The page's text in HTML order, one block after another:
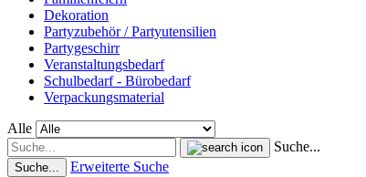
Dekoration
Partyzubehör / Partyutensilien
Partygeschirr
Veranstaltungsbedarf
Schulbedarf - Bürobedarf
Verpackungsmaterial
Alle
Suche...
Suche...
Erweiterte Suche